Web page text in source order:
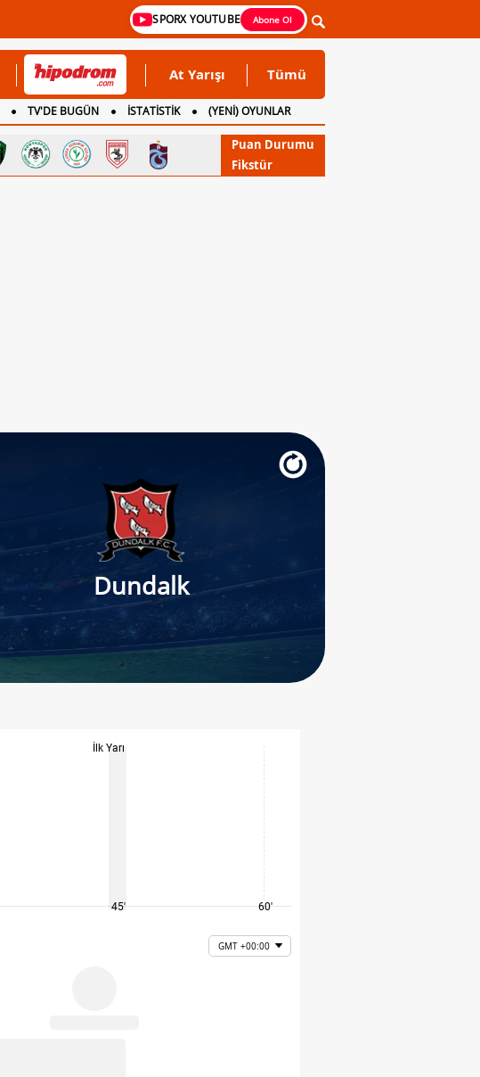
SPORX YOUTUBE Abone Ol
At Yarışı Tümü
TV'DE BUGÜN İSTATİSTİK
(YENİ) OYUNLAR
Puan Durumu
Fikstür
Dundalk
İlk Yarı
45' 60'
GMT +00:00